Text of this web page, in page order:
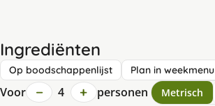
Ingrediënten
Op boodschappenlijst Plan in weekmenu
Voor − 4 + personen Metrisch